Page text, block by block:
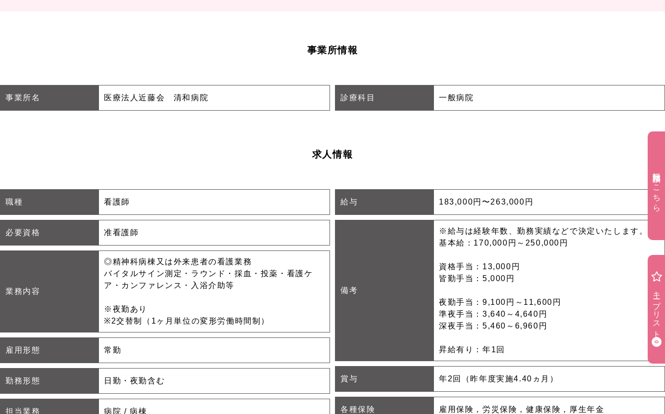
事業所情報
事業所名 医療法人近藤会 清和病院 診療科目 一般病院
求人情報
職種 看護師
必要資格 准看護師
業務内容
◎精神科病棟又は外来患者の看護業務
バイタルサイン測定・ラウンド・採血・投薬・看護ケ
ア・カンファレンス・入浴介助等
※夜勤あり
※2交替制（1ヶ月単位の変形労働時間制）
雇用形態 常勤
勤務形態 日勤・夜勤含む
担当業務 病院 / 病棟
給与 183,000円〜263,000円
備考
※給与は経験年数、勤務実績などで決定いたします。
基本給：170,000円～250,000円
資格手当：13,000円
皆勤手当：5,000円
夜勤手当：9,100円～11,600円
準夜手当：3,640～4,640円
深夜手当：5,460～6,960円
昇給有り：年1回
賞与 年2回（昨年度実施4.40ヵ月）
各種保険 雇用保険，労災保険，健康保険，厚生年金
転職相談はこちら
キープリスト
0